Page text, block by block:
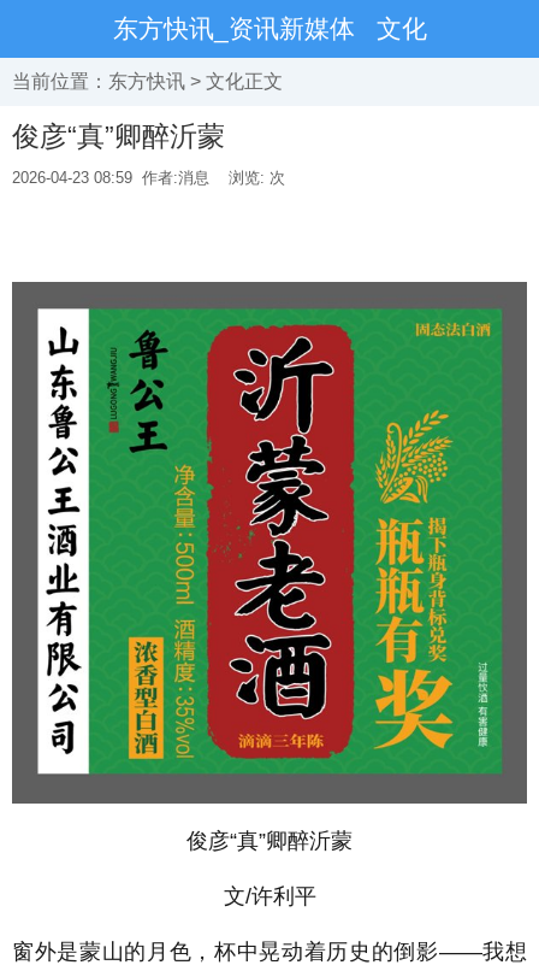
东方快讯_资讯新媒体 文化
当前位置： 东方快讯 > 文化正文
俊彦“真”卿醉沂蒙
2026-04-23 08:59 作者:消息 浏览: 次
俊彦“真”卿醉沂蒙
文/许利平
窗外是蒙山的月色，杯中晃动着历史的倒影——我想